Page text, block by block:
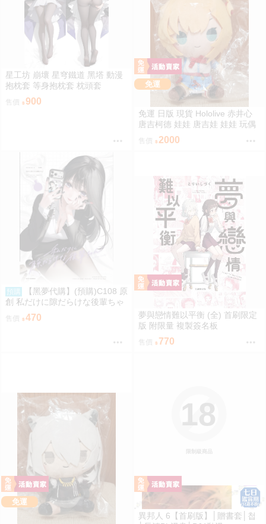
星工坊 崩壞 星穹鐵道 黑塔 動漫
抱枕套 等身抱枕套 枕頭套
900
免運
免運 日版 現貨 Hololive 赤井心
唐吉柯德 娃娃 唐吉娃 娃娃 玩偶
ドン・キホーテ もちどる 赤井は
あと
售價 2000
預購
【黑夢代購】(預購)C108 原
創 私だけに隙だらけな後輩ちゃ
ん 社團名:saeu 繪師:saeu
售價 470
夢與戀情難以平衡 (全) 首刷限定
版 附限量 複製簽名板
售價 770
免運
限制級商品
18
異邦人 6【首刷版】│贈書套│첩